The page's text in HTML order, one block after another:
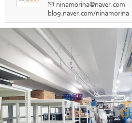
ninamorina@naver.com
blog.naver.com/ninamorina